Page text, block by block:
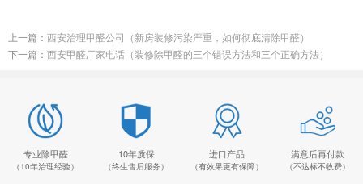
上一篇： 西安治理甲醛公司（新房装修污染严重，如何彻底清除甲醛）
下一篇： 西安甲醛厂家电话（装修除甲醛的三个错误方法和三个正确方法）
专业除甲醛
（10年治理经验）
10年质保
（终生售后服务）
进口产品
（有效果更有保障）
满意后再付款
（不达标不收费）